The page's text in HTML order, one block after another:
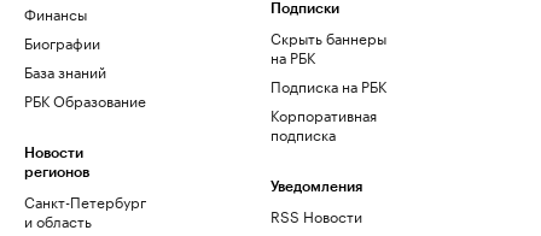
Финансы
Биографии
База знаний
РБК Образование
Новости
регионов
Санкт-Петербург
и область
Подписки
Скрыть баннеры
на РБК
Подписка на РБК
Корпоративная
подписка
Уведомления
RSS Новости